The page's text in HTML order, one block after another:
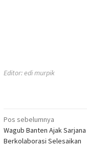
Editor: edi murpik
Navigasi
pos
Pos sebelumnya
Wagub Banten Ajak Sarjana
Berkolaborasi Selesaikan